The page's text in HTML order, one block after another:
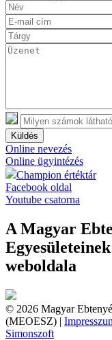
Küldés
Online nevezés
Online ügyintézés
Champion értéktár
Facebook oldal
Youtube csatorna
A Magyar
weboldala
© 2026 Magyar
(MEOESZ) |
Simonszoft